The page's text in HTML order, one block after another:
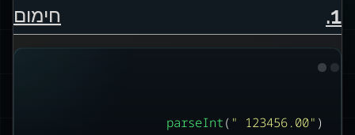
1
. חימום
parseInt( " 123456.00" )